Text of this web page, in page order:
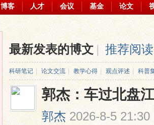
博客 人才 会议 基金 论文
最新发表的博文 | 推荐阅
科研笔记 论文交流 教学心得 观点评述 科普
郭杰：车过北盘
郭杰 2026-8-5 21:30